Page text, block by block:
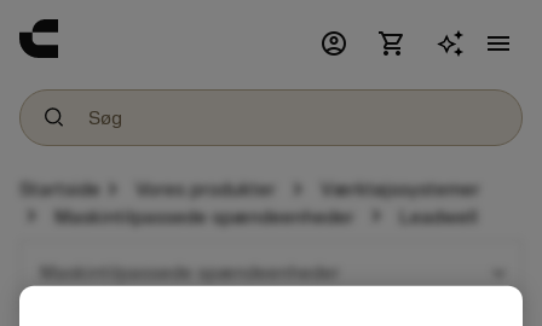
account_circle shopping_cart menu
Startside chevron_right Vores produkter chevron_right Værktøjssystemer
Maskintilpassede spændeenheder Leadwell
Maskintilpassede spændeenheder